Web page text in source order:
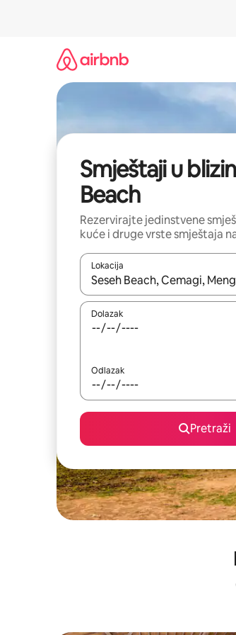
Smještaji u
Beach
Rezervirajte jedinstvene
kuće i druge vrste smještaja
Lokacija
Kada budu dostupni rezultati,
Dolazak
Odlazak
Pretraži